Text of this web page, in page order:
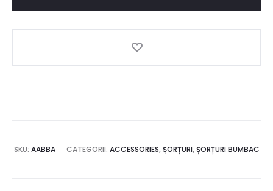
SKU: AABBA CATEGORII: ACCESSORIES, ȘORȚURI, ȘORȚURI BUMBAC